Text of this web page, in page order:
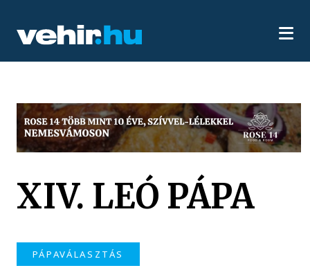
XIV. LEÓ PÁPA
PÁPAVÁLASZTÁS